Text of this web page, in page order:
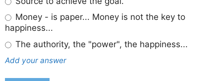
Money - is paper... Money is not the key to
happiness...
The authority, the "power", the happiness...
Add your answer